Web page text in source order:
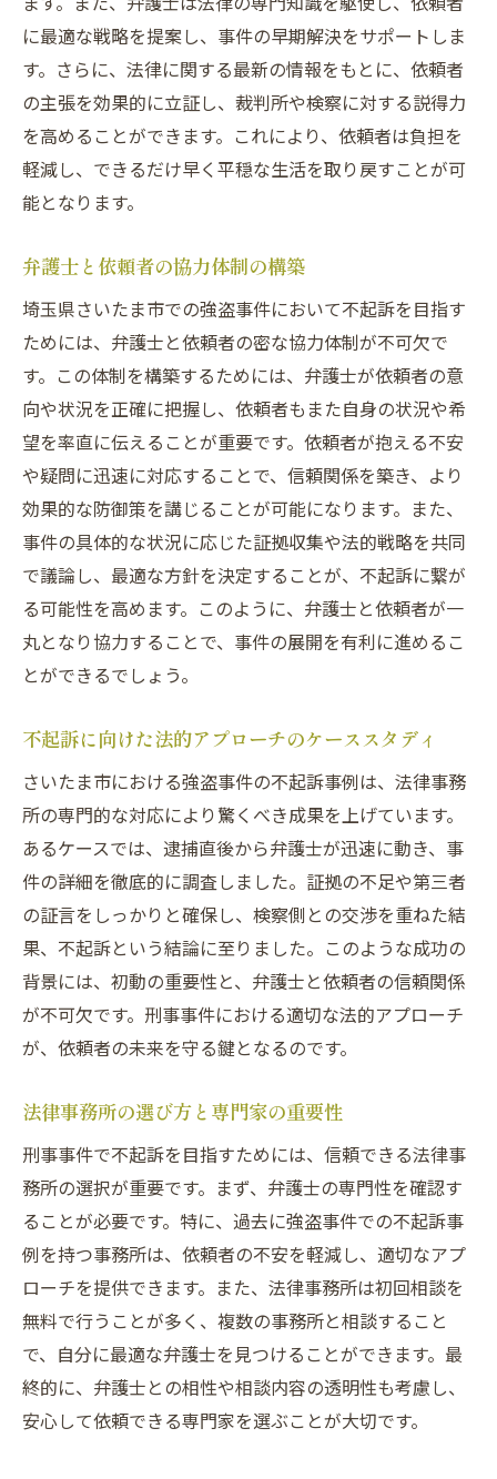
に最適な戦略を提案し、事件の早期解決をサポートしま
す。さらに、法律に関する最新の情報をもとに、依頼者
の主張を効果的に立証し、裁判所や検察に対する説得力
を高めることができます。これにより、依頼者は負担を
軽減し、できるだけ早く平穏な生活を取り戻すことが可
能となります。
弁護士と依頼者の協力体制の構築
埼玉県さいたま市での強盗事件において不起訴を目指す
ためには、弁護士と依頼者の密な協力体制が不可欠で
す。この体制を構築するためには、弁護士が依頼者の意
向や状況を正確に把握し、依頼者もまた自身の状況や希
望を率直に伝えることが重要です。依頼者が抱える不安
や疑問に迅速に対応することで、信頼関係を築き、より
効果的な防御策を講じることが可能になります。また、
事件の具体的な状況に応じた証拠収集や法的戦略を共同
で議論し、最適な方針を決定することが、不起訴に繋が
る可能性を高めます。このように、弁護士と依頼者が一
丸となり協力することで、事件の展開を有利に進めるこ
とができるでしょう。
不起訴に向けた法的アプローチのケーススタディ
さいたま市における強盗事件の不起訴事例は、法律事務
所の専門的な対応により驚くべき成果を上げています。
あるケースでは、逮捕直後から弁護士が迅速に動き、事
件の詳細を徹底的に調査しました。証拠の不足や第三者
の証言をしっかりと確保し、検察側との交渉を重ねた結
果、不起訴という結論に至りました。このような成功の
背景には、初動の重要性と、弁護士と依頼者の信頼関係
が不可欠です。刑事事件における適切な法的アプローチ
が、依頼者の未来を守る鍵となるのです。
法律事務所の選び方と専門家の重要性
刑事事件で不起訴を目指すためには、信頼できる法律事
務所の選択が重要です。まず、弁護士の専門性を確認す
ることが必要です。特に、過去に強盗事件での不起訴事
例を持つ事務所は、依頼者の不安を軽減し、適切なアプ
ローチを提供できます。また、法律事務所は初回相談を
無料で行うことが多く、複数の事務所と相談すること
で、自分に最適な弁護士を見つけることができます。最
終的に、弁護士との相性や相談内容の透明性も考慮し、
安心して依頼できる専門家を選ぶことが大切です。